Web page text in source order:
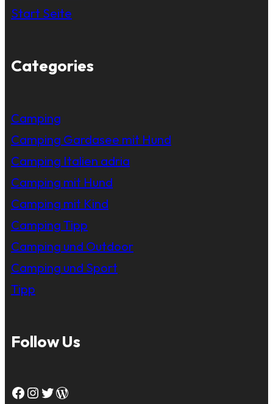
Start Seite
Categories
Camping
Camping Gardasee mit Hund
Camping Italien adria
Camping mit Hund
Camping mit Kind
Camping Tipp
Camping und Outdoor
Camping und Sport
Tipp
Follow Us
Facebook Instagram Twitter WordPress